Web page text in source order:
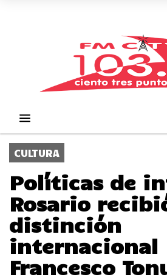
CULTURA
Políticas de
Rosario
distinción
internacional
Francesco